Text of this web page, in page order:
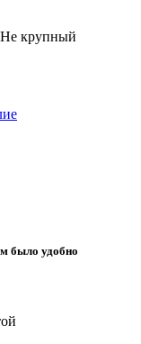
Не крупный
было удобно